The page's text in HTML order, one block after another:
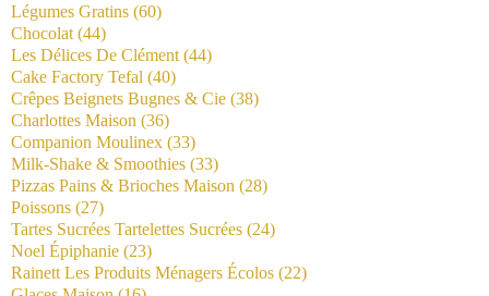
Légumes Gratins (60)
Chocolat (44)
Les Délices De Clément (44)
Cake Factory Tefal (40)
Crêpes Beignets Bugnes & Cie (38)
Charlottes Maison (36)
Companion Moulinex (33)
Milk-Shake & Smoothies (33)
Pizzas Pains & Brioches Maison (28)
Poissons (27)
Tartes Sucrées Tartelettes Sucrées (24)
Noel Épiphanie (23)
Rainett Les Produits Ménagers Écolos (22)